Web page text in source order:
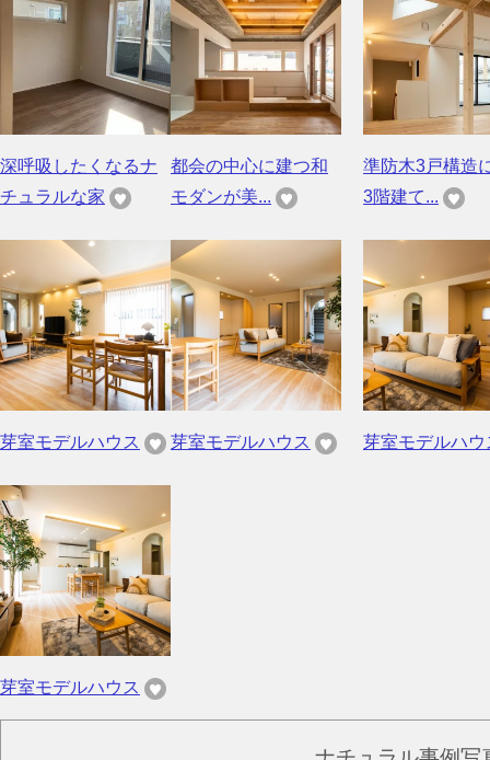
深呼吸したくなるナ
チュラルな家
都会の中心に建つ和
モダンが美...
準防木3戸構造
3階建て...
芽室モデルハウス 芽室モデルハウス 芽室モデルハウ
芽室モデルハウス